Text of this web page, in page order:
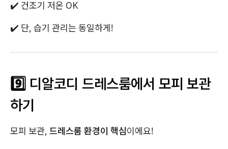
✔️ 건조기 저온 OK
✔️ 단, 습기 관리는 동일하게!
9️⃣ 디알코디 드레스룸에서 모피 보관
하기
모피 보관, 드레스룸 환경이 핵심이에요!